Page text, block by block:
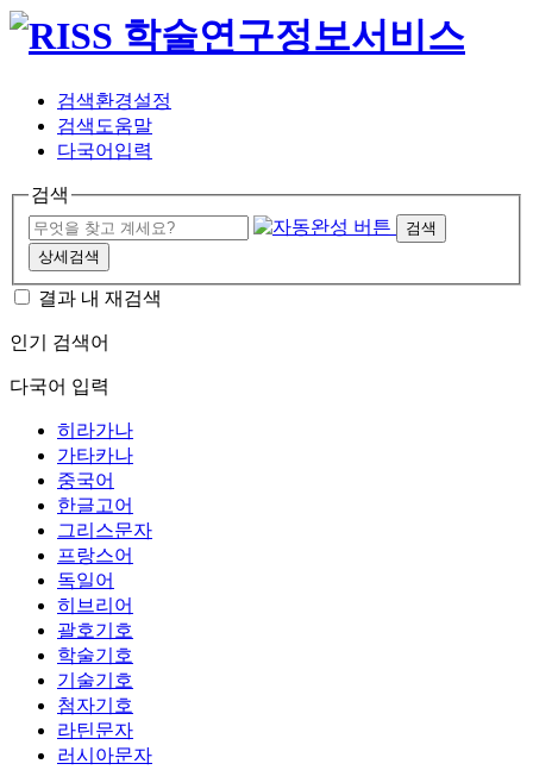
검색환경설정
검색도움말
다국어입력
검색
검색
상세검색
결과 내 재검색
인기 검색어
다국어 입력
히라가나
가타카나
중국어
한글고어
그리스문자
프랑스어
독일어
히브리어
괄호기호
학술기호
기술기호
첨자기호
라틴문자
러시아문자